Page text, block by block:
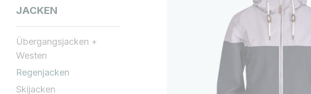
JACKEN
Übergangsjacken +
Westen
Regenjacken
Skijacken